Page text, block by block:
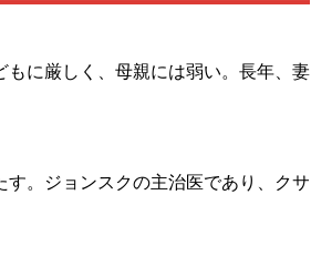
に厳しく、母親には弱い。長年、妻
。ジョンスクの主治医であり、クサ